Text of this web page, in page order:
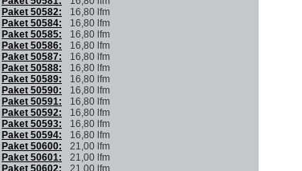
Paket 50582:
Paket 50584:
Paket 50585:
Paket 50586:
Paket 50587:
Paket 50588:
Paket 50589:
Paket 50590:
Paket 50591:
Paket 50592:
Paket 50593:
Paket 50594:
Paket 50600:
Paket 50601:
Paket 50602:
16,80 lfm
16,80 lfm
16,80 lfm
16,80 lfm
16,80 lfm
16,80 lfm
16,80 lfm
16,80 lfm
16,80 lfm
16,80 lfm
16,80 lfm
16,80 lfm
21,00 lfm
21,00 lfm
21,00 lfm